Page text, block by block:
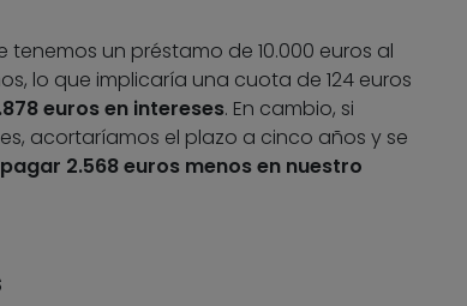
un préstamo de 10.000 euros al
lo que implicaría una cuota de 124 euros
euros en intereses. En cambio, si
acortaríamos el plazo a cinco años y se
2.568 euros menos en nuestro